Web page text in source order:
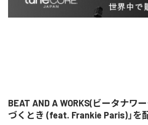
BEAT AND A WORKS(ビータナワ
づくとき (feat. Frankie Paris)」を